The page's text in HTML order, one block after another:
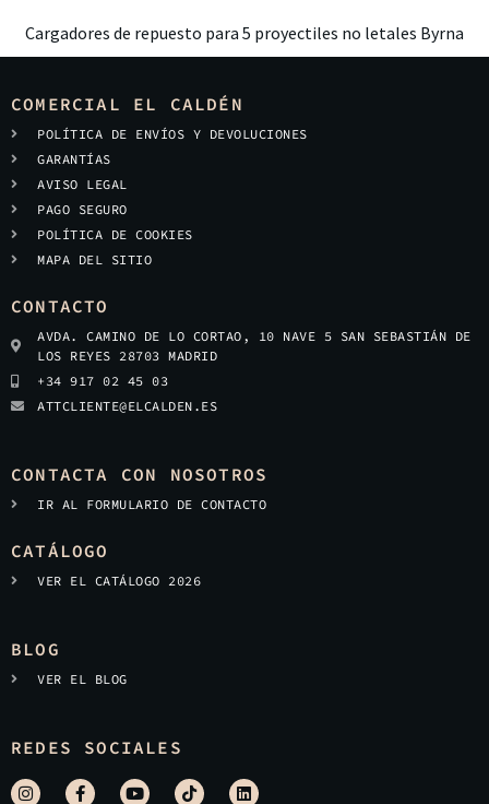
Cargadores de repuesto para 5 proyectiles no letales Byrna
COMERCIAL EL CALDÉN
POLÍTICA DE ENVÍOS Y DEVOLUCIONES
GARANTÍAS
AVISO LEGAL
PAGO SEGURO
POLÍTICA DE COOKIES
MAPA DEL SITIO
CONTACTO
AVDA. CAMINO DE LO CORTAO, 10 NAVE 5 SAN SEBASTIÁN DE
LOS REYES 28703 MADRID
+34 917 02 45 03
ATTCLIENTE@ELCALDEN.ES
CONTACTA CON NOSOTROS
IR AL FORMULARIO DE CONTACTO
CATÁLOGO
VER EL CATÁLOGO 2026
BLOG
VER EL BLOG
REDES SOCIALES